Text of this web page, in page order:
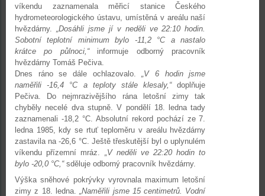
víkendu zaznamenala měřicí stanice Českého
hydrometeorologického ústavu, umístěná v areálu naší
hvězdárny. „Dosáhli jsme jí v neděli ve 22:10 hodin.
Sobotní teplotní minimum bylo -11,2 °C a nastalo
krátce po půlnoci,“informuje odborný pracovník
hvězdárny Tomáš Pečiva.
Dnes ráno se dále ochlazovalo. „V 6 hodin jsme
naměřili -16,4 °C a teploty stále klesaly,“doplňuje
Pečiva. Do nejmrazivějšího rána letošní zimy tak
chyběly necelé dva stupně. V pondělí 18. ledna tady
zaznamenali -18,2 °C. Absolutní rekord pochází ze 7.
ledna 1985, kdy se rtuť teploměru v areálu hvězdárny
zastavila na -26,6 °C. Ještě třeskutější byl o uplynulém
víkendu přízemní mráz. „V neděli ve 22:20 hodin to
bylo -20,0 °C,“sděluje odborný pracovník hvězdárny.
Výška sněhové pokrývky vyrovnala maximum letošní
zimy z 18. ledna.„Naměřili jsme 15 centimetrů. Vodní